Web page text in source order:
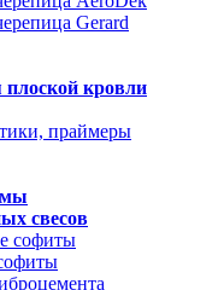
Gerard
плоской кровли
праймеры
свесов
софиты